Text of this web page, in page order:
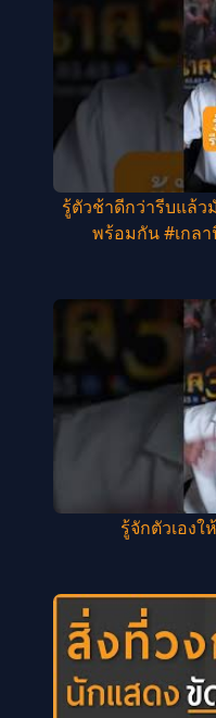
รู้ตัวช้าดีกว่ารีบแล้
พร้อมกัน #เกล
รู้จักตัวเอง